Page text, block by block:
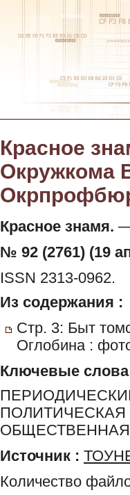
Красное
Окружкома
Красное знамя. —
№ 92 (2761) (19
ISSN 2313-0962.
Из содержания :
Стр. 3: Быт
Оглобина :
Ключевые слова
Источник :
Количество